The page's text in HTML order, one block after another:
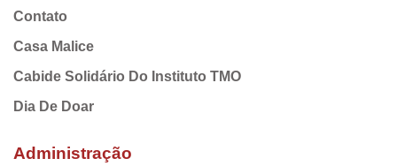
Contato
Casa Malice
Cabide Solidário Do Instituto TMO
Dia De Doar
Administração